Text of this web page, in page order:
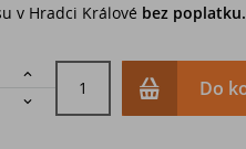
v Hradci Králové bez


Do